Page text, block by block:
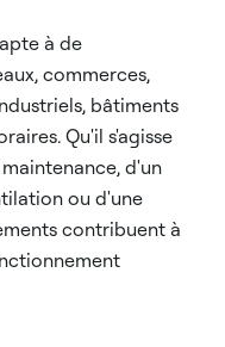
à de
commerces,
bâtiments
Qu'il s'agisse
d'un
ou d'une
contribuent à